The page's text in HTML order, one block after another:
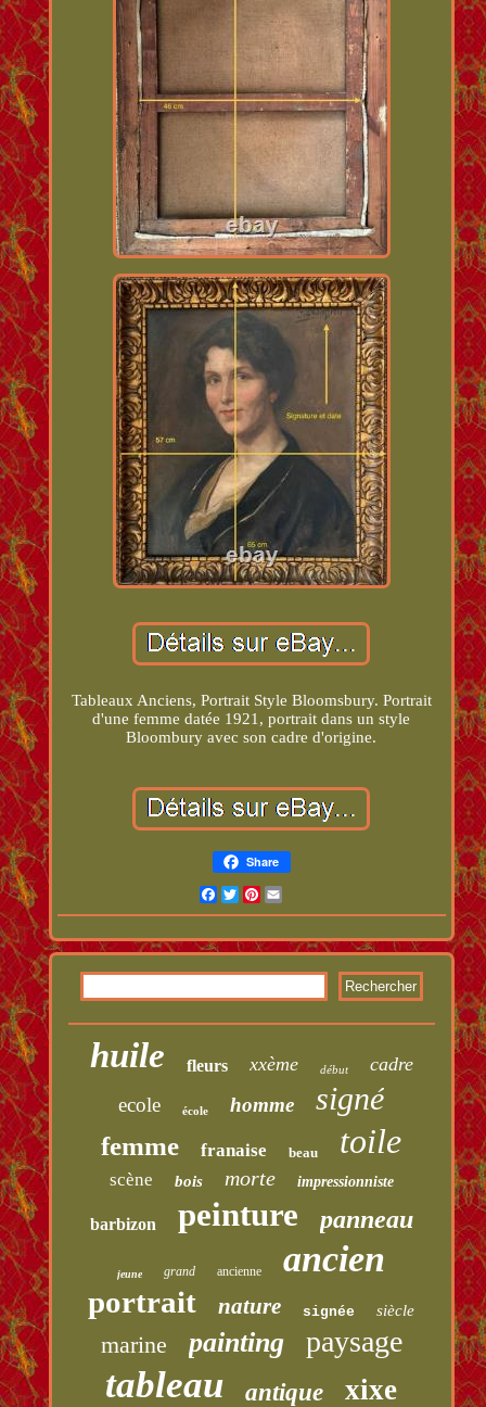
Tableaux Anciens, Portrait Style Bloomsbury. Portrait
d'une femme datée 1921, portrait dans un style
Bloombury avec son cadre d'origine.
Share
Facebook
TwitterPinterest
huile fleurs xxème début cadre
ecole école homme signé
femme franaise beau toile
scène bois morte impressionniste
barbizon peinture panneau
jeune grand ancienne ancien
portrait nature signée siècle
marine painting paysage
tableau antique xixe